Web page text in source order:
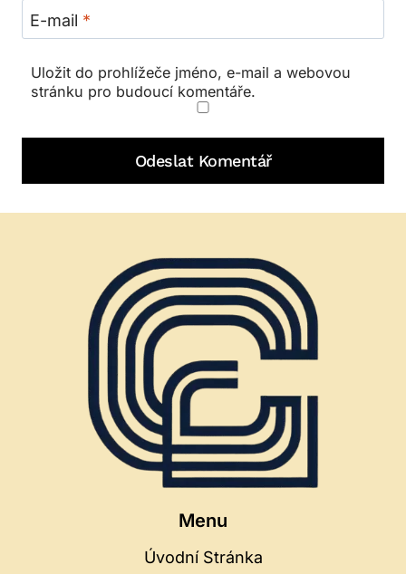
E-mail *
Uložit do prohlížeče jméno, e-mail a webovou
stránku pro budoucí komentáře.
Menu
Úvodní Stránka